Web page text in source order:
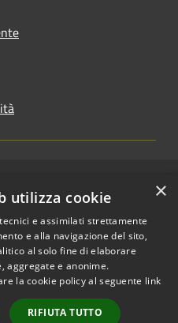
Copyright © 2026 • Comune di
Riccione • Powered by
Municipium•Accesso
redazione
×
utilizza cookie
e assimilati strettamente
e alla navigazione del sito,
al solo fine di elaborare
aggregate e anonime.
la cookie policy al seguente link
RIFIUTA TUTTO